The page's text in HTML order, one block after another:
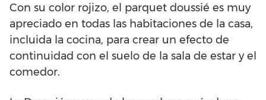
Con su color rojizo, el parquet doussié es muy
apreciado en todas las habitaciones de la casa,
incluida la cocina, para crear un efecto de
continuidad con el suelo de la sala de estar y el
comedor.